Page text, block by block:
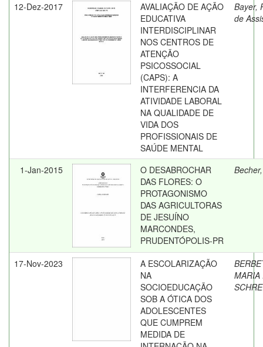
12-Dez-2017
AVALIAÇÃO DE AÇÃO
EDUCATIVA
INTERDISCIPLINAR
NOS CENTROS DE
ATENÇÃO
PSICOSSOCIAL
(CAPS): A
INTERFERENCIA DA
ATIVIDADE LABORAL
NA QUALIDADE DE
VIDA DOS
PROFISSIONAIS DE
SAÚDE MENTAL
Bayer,
de
1-Jan-2015
O DESABROCHAR
DAS FLORES: O
PROTAGONISMO
DAS AGRICULTORAS
DE JESUÍNO
MARCONDES,
PRUDENTÓPOLIS-PR
17-Nov-2023
A ESCOLARIZAÇÃO
NA
SOCIOEDUCAÇÃO
SOB A ÓTICA DOS
ADOLESCENTES
QUE CUMPREM
MEDIDA DE
MARIA